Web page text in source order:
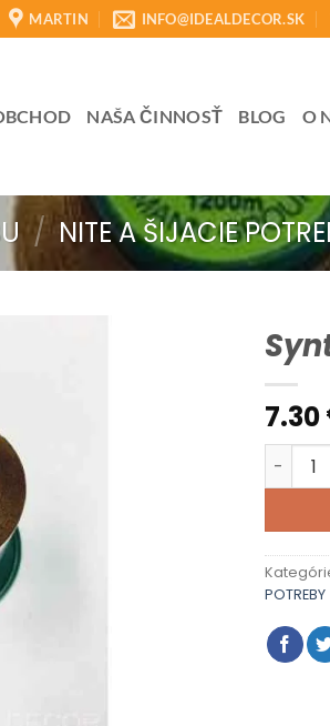
MARTIN INFO@IDEALDECOR.SK
NAŠA ČINNOSŤ BLOG O
/ NITE A ŠIJACIE
7.30
POTREBY